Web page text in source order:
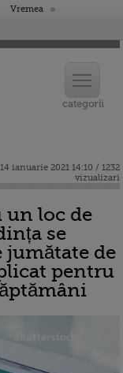
Vremea
14 ianuarie 2021 14:10 / 1232
vizualizari
un loc de
se
jumătate de
pentru